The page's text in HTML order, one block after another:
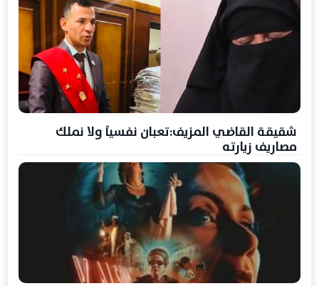
شقيقة القاضي المزيف:تعبان نفسياً ولا نملك
مصاريف زيارته